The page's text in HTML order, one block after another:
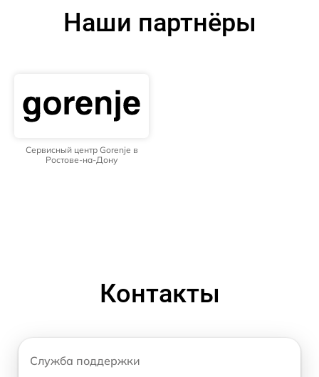
Наши партнёры
Сервисный центр Gorenje в
Ростове-на-Дону
Контакты
Служба поддержки